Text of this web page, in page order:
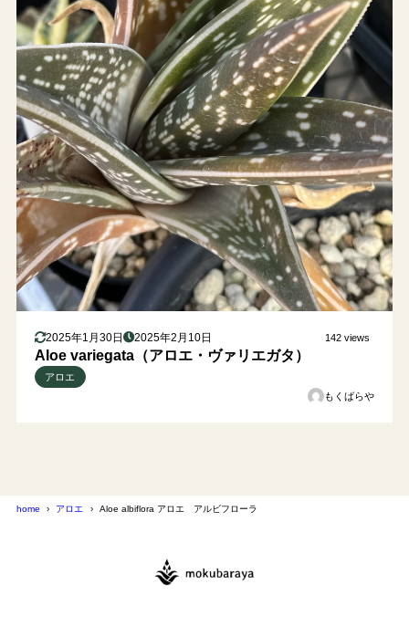
2025年1月30日 2025年2月10日 142 views
Aloe variegata（アロエ・ヴァリエガタ）
アロエ
もくばらや
home アロエ Aloe albiflora アロエ アルビフローラ